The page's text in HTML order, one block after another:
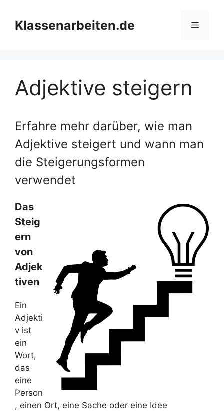
Inhalt
springenKlassenarbeiten.de Menü
Adjektive steigern
Erfahre mehr darüber, wie man
Adjektive steigert und wann man
die Steigerungsformen
verwendet
Das
Steig
ern
von
Adjek
tiven
Ein
Adjekti
v ist
ein
Wort,
das
eine
Person
, einen Ort, eine Sache oder eine Idee